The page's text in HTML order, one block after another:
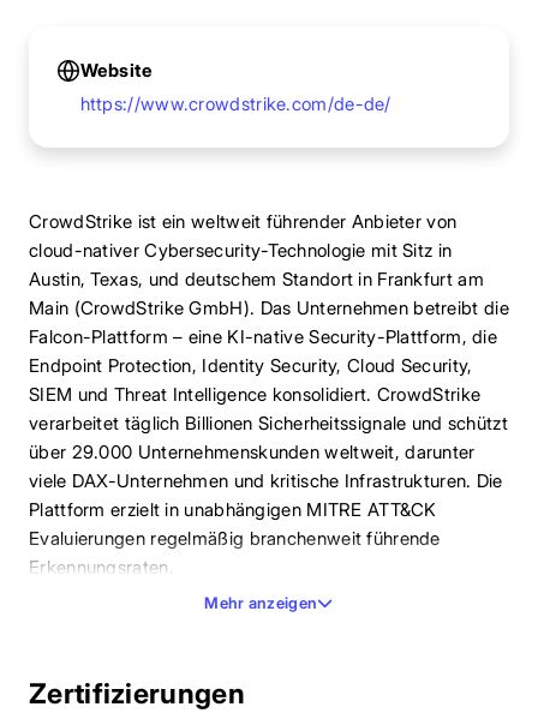
Website
https://www.crowdstrike.com/de-de/
CrowdStrike ist ein weltweit führender Anbieter von
cloud-nativer Cybersecurity-Technologie mit Sitz in
Austin, Texas, und deutschem Standort in Frankfurt am
Main (CrowdStrike GmbH). Das Unternehmen betreibt die
Falcon-Plattform – eine KI-native Security-Plattform, die
Endpoint Protection, Identity Security, Cloud Security,
SIEM und Threat Intelligence konsolidiert. CrowdStrike
verarbeitet täglich Billionen Sicherheitssignale und schützt
über 29.000 Unternehmenskunden weltweit, darunter
viele DAX-Unternehmen und kritische Infrastrukturen. Die
Plattform erzielt in unabhängigen MITRE ATT&CK
Evaluierungen regelmäßig branchenweit führende
Erkennungsraten.
Mehr anzeigen
Zertifizierungen